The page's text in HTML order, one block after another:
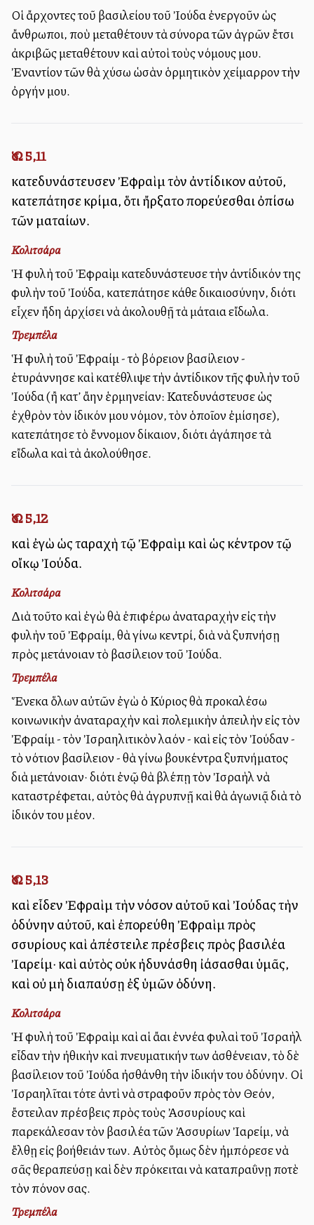
Οἱ ἄρχοντες τοῦ βασιλείου τοῦ Ἰούδα ἐνεργοῦν ὡς
ἄνθρωποι, ποὺ μεταθέτουν τὰ σύνορα τῶν ἀγρῶν ἔτσι
ἀκριβῶς μεταθέτουν καὶ αὐτοὶ τοὺς νόμους μου.
Ἐναντίον τῶν θὰ χύσω ὡσὰν ὁρμητικὸν χείμαρρον τὴν
ὀργήν μου.
Ὡσ. 5,11
κατεδυνάστευσεν Ἐφραὶμ τὸν ἀντίδικον αὐτοῦ,
κατεπάτησε κρίμα, ὅτι ἤρξατο πορεύεσθαι ὀπίσω
τῶν ματαίων.
Κολιτσάρα
Ἡ φυλὴ τοῦ Ἐφραὶμ κατεδυνάστευσε τὴν ἀντίδικόν της
φυλὴν τοῦ Ἰούδα, κατεπάτησε κάθε δικαιοσύνην, διότι
εἶχεν ἤδη ἀρχίσει νὰ ἀκολουθῇ τὰ μάταια εἴδωλα.
Τρεμπέλα
Ἡ φυλὴ τοῦ Ἐφραίμ - τὸ βόρειον βασίλειον -
ἐτυράννησε καὶ κατέθλιψε τὴν ἀντίδικον τῆς φυλὴν τοῦ
Ἰούδα (ἢ κατ’ ἄλλην ἑρμηνείαν: Κατεδυνάστευσε ὡς
ἐχθρὸν τὸν ἰδικόν μου νόμον, τὸν ὁποῖον ἐμίσησε),
κατεπάτησε τὸ ἔννομον δίκαιον, διότι ἀγάπησε τὰ
εἴδωλα καὶ τὰ ἀκολούθησε.
Ὡσ. 5,12
καὶ ἐγὼ ὡς ταραχὴ τῷ Ἐφραὶμ καὶ ὡς κέντρον τῷ
οἴκῳ Ἰούδα.
Κολιτσάρα
Διὰ τοῦτο καὶ ἐγὼ θὰ ἐπιφέρω ἀναταραχὴν εἰς τὴν
φυλὴν τοῦ Ἐφραίμ, θὰ γίνω κεντρί, διὰ νὰ ξυπνήσῃ
πρὸς μετάνοιαν τὸ βασίλειον τοῦ Ἰούδα.
Τρεμπέλα
Ἕνεκα ὅλων αὐτῶν ἐγὼ ὁ Κύριος θὰ προκαλέσω
κοινωνικὴν ἀναταραχὴν καὶ πολεμικὴν ἀπειλὴν εἰς τὸν
Ἐφραίμ - τὸν Ἰσραηλιτικὸν λαόν - καὶ εἰς τὸν Ἰούδαν -
τὸ νότιον βασίλειον - θὰ γίνω βουκέντρα ξυπνήματος
διὰ μετάνοιαν· διότι ἐνῷ θὰ βλέπῃ τὸν Ἰσραὴλ νὰ
καταστρέφεται, αὐτὸς θὰ ἀγρυπνῇ καὶ θὰ ἀγωνιᾷ διὰ τὸ
ἰδικόν του μέλλον.
Ὡσ. 5,13
καὶ εἶδεν Ἐφραὶμ τὴν νόσον αὐτοῦ καὶ Ἰούδας τὴν
ὀδύνην αὐτοῦ, καὶ ἐπορεύθη Ἐφραὶμ πρὸς
Ἀσσυρίους καὶ ἀπέστειλε πρέσβεις πρὸς βασιλέα
Ἰαρείμ· καὶ αὐτὸς οὐκ ἠδυνάσθη ἰάσασθαι ὑμᾶς,
καὶ οὐ μὴ διαπαύσῃ ἐξ ὑμῶν ὀδύνη.
Κολιτσάρα
Ἡ φυλὴ τοῦ Ἐφραὶμ καὶ αἱ ἄλλαι ἐννέα φυλαὶ τοῦ Ἰσραὴλ
εἶδαν τὴν ἠθικὴν καὶ πνευματικήν των ἀσθένειαν, τὸ δὲ
βασίλειον τοῦ Ἰούδα ἠσθάνθη τὴν ἰδικήν του ὀδύνην. Οἱ
Ἰσραηλῖται τότε ἀντὶ νὰ στραφοῦν πρὸς τὸν Θεόν,
ἔστειλαν πρέσβεις πρὸς τοὺς Ἀσσυρίους καὶ
παρεκάλεσαν τὸν βασιλέα τῶν Ἀσσυρίων Ἰαρείμ, νὰ
ἔλθῃ εἰς βοήθειάν των. Αὐτὸς ὅμως δὲν ἠμπόρεσε νὰ
σᾶς θεραπεύσῃ καὶ δὲν πρόκειται νὰ καταπραΰνῃ ποτὲ
τὸν πόνον σας.
Τρεμπέλα